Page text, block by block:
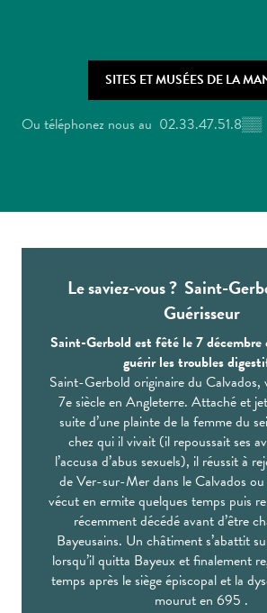
SITES ET MUSÉES DE LA
Ou téléphonez nous au 02.33.47.51.8▒▒
Le saviez-vous ? Saint-
Guérisseur
Saint-Gerbold est fêté le 7 décembre
guérir les troubles
Saint-Gerbold originaire du Calvados,
7e siècle en Angleterre. Attaché et
suite d’une plainte de la femme du
chez qui il vivait (il repoussait ses
l’accusa d’abus sexuels), il réussit à
de Ver-sur-Mer dans le Calvados ou
vécut en ermite quelques temps puis
récemment décédé avant d’être
Bayeusains. Un châtiment s’abattit
lorsqu’il quitta Bayeux et finalement
temps après le siège épiscopal et la
mourut en 695 .